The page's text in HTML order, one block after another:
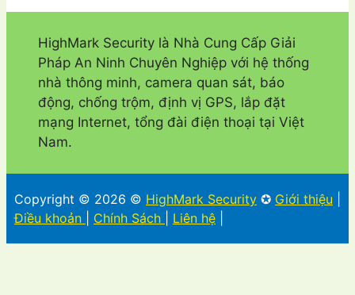
HighMark Security là Nhà Cung Cấp Giải
Pháp An Ninh Chuyên Nghiệp với hệ thống
nhà thông minh, camera quan sát, báo
động, chống trộm, định vị GPS, lắp đặt
mạng Internet, tổng đài điện thoại tại Việt
Nam.
Copyright © 2026 © HighMark Security ✪ Giới thiệu
Điều khoản
Chính Sách Liên hệ